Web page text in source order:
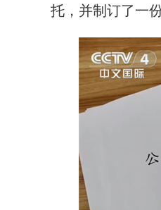
托，并制订了一